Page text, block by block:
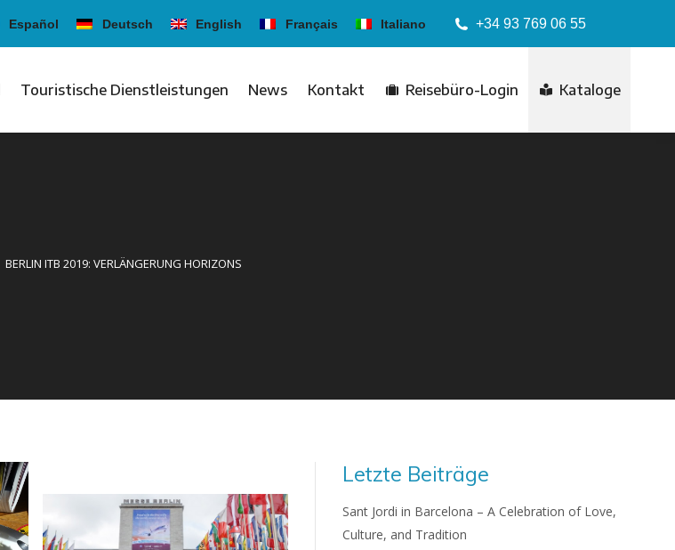
Español Deutsch English Français Italiano +34 93 769 06 55
Touristische Dienstleistungen News Kontakt Reisebüro-Login Kataloge
Sie befinden sich hier:
BERLIN ITB 2019: VERLÄNGERUNG HORIZONS
Letzte Beiträge
Sant Jordi in Barcelona – A Celebration of Love,
Culture, and Tradition